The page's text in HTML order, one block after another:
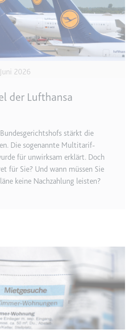
die Konversionsrate
dem Nutzer und den
dient der Optimierung der
der Werbung auf der
Local Storage
Cookie
2026
der Lufthansa
stärkt die
Die sogenannte Multitarif-
für unwirksam erklärt. Doch
für Sie? Und wann müssen Sie
keine Nachzahlung leisten?